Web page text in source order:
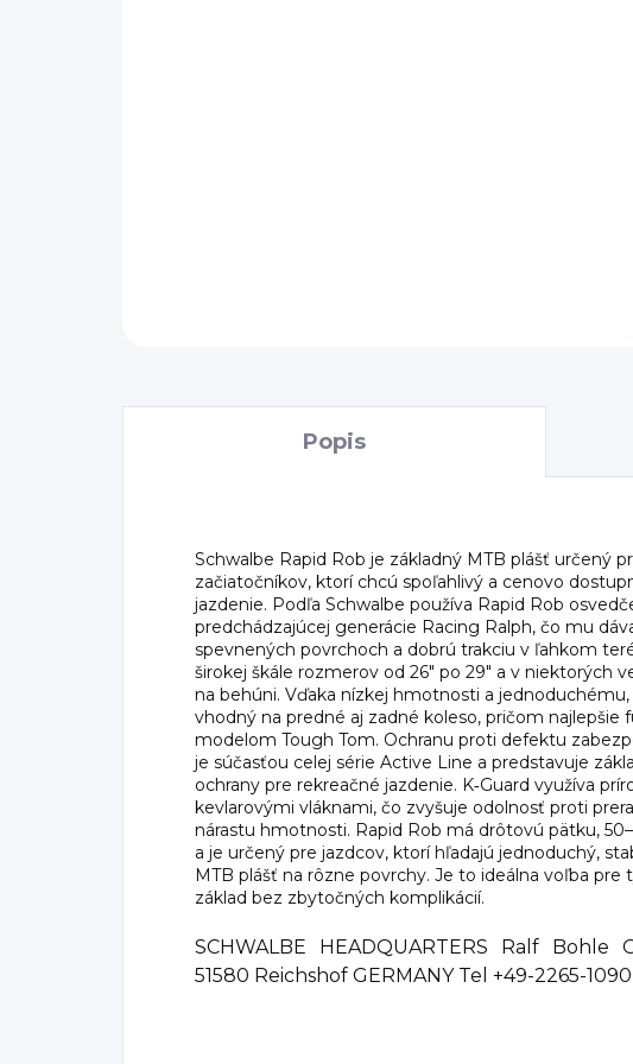
Popis
Schwalbe Rapid Rob je základný MTB plášť určený
začiatočníkov, ktorí chcú spoľahlivý a cenovo
jazdenie. Podľa Schwalbe používa Rapid Rob
predchádzajúcej generácie Racing Ralph, čo mu
spevnených povrchoch a dobrú trakciu v ľahkom
širokej škále rozmerov od 26" po 29" a v niektorých
na behúni. Vďaka nízkej hmotnosti a
vhodný na predné aj zadné koleso, pričom najlepšie
modelom Tough Tom. Ochranu proti defektu
je súčasťou celej série Active Line a predstavuje
ochrany pre rekreačné jazdenie. K‑Guard využíva
kevlarovými vláknami, čo zvyšuje odolnosť proti
nárastu hmotnosti. Rapid Rob má drôtovú pätku,
a je určený pre jazdcov, ktorí hľadajú jednoduchý,
MTB plášť na rôzne povrchy. Je to ideálna voľba pre
základ bez zbytočných komplikácií.
SCHWALBE HEADQUARTERS Ralf Bohle
51580 Reichshof GERMANY Tel +49-2265-